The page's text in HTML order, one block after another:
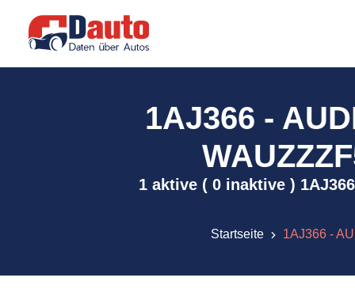
1AJ366 -
1 aktive ( 0 inaktive )
Startseite 1AJ366 -